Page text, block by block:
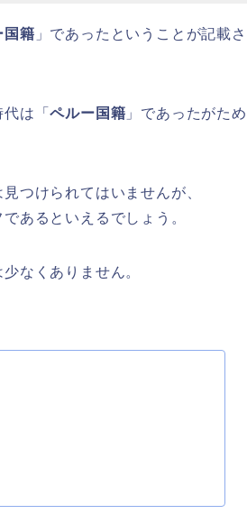
国籍 」であったということが記載さ
代は「ペルー国籍 」であったがため
つけられてはいませんが、
あるといえるでしょう。
なくありません。